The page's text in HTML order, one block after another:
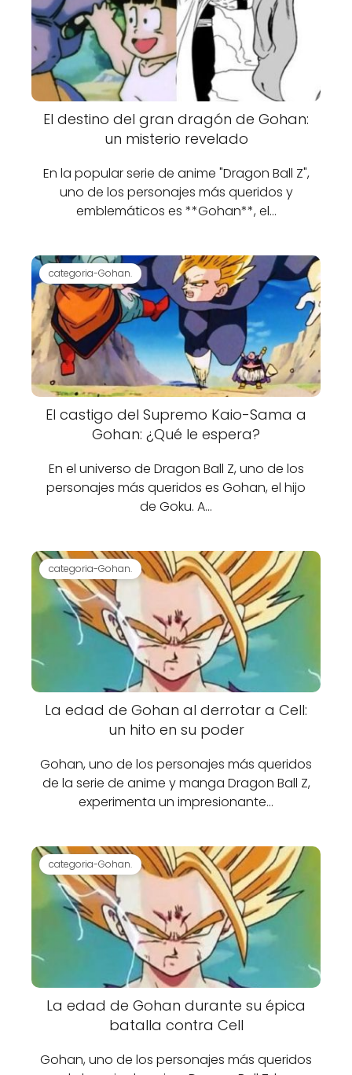
El destino del gran dragón de Gohan:
un misterio revelado
En la popular serie de anime "Dragon Ball Z",
uno de los personajes más queridos y
emblemáticos es **Gohan**, el…
categoria-Gohan.
El castigo del Supremo Kaio-Sama a
Gohan: ¿Qué le espera?
En el universo de Dragon Ball Z, uno de los
personajes más queridos es Gohan, el hijo
de Goku. A…
categoria-Gohan.
La edad de Gohan al derrotar a Cell:
un hito en su poder
Gohan, uno de los personajes más queridos
de la serie de anime y manga Dragon Ball Z,
experimenta un impresionante…
categoria-Gohan.
La edad de Gohan durante su épica
batalla contra Cell
Gohan, uno de los personajes más queridos